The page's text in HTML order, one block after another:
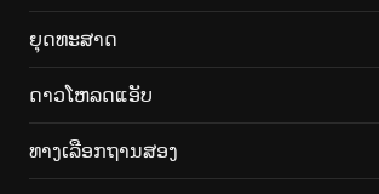
ຍຸດທະສາດ
ດາວໂຫລດແອັບ
ທາງເລືອກຖານສອງ